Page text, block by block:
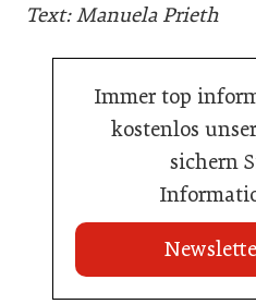
Text: Manuela Prieth
Immer top
kostenlos
sichern